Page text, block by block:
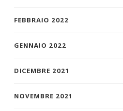
FEBBRAIO 2022
GENNAIO 2022
DICEMBRE 2021
NOVEMBRE 2021